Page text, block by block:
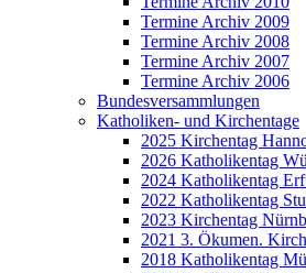
Termine Archiv 2009
Termine Archiv 2008
Termine Archiv 2007
Termine Archiv 2006
Bundesversammlungen
Katholiken- und Kirchentage
2025 Kirchentag
2026 Katholikentag
2024 Katholikentag
2022 Katholikentag
2023 Kirchentag
2021 3. Ökumen.
2018 Katholikentag